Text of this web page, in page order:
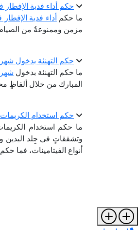
حكم أداء فدية
ما حكمأداء فدية
مزمن وممنوعةٌ من الصيام
حكم التهنئة بدخول
ما حكم التهنئة بدخول
المبارك من خلال ألفاظٍ
حكم استخدام الكريمات
ما حكم استخدام
وتشققاتٍ في جِلد اليدين
أنواع الفيتامينات، فما